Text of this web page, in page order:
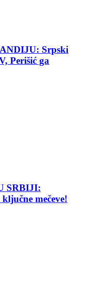
Srpski
Perišić ga
SRBIJI:
mečeve!